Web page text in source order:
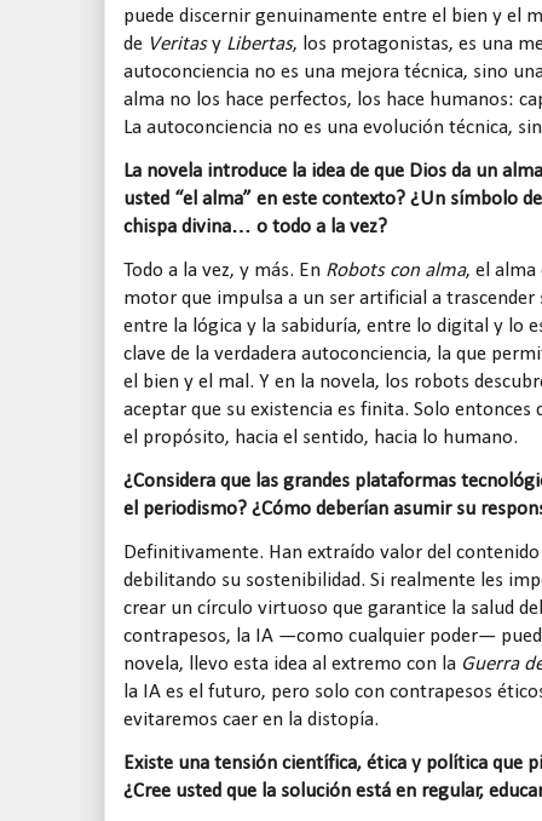
puede discernir genuinamente entre el bien y el
de Veritasy Libertas, los protagonistas, es una
autoconciencia no es una mejora técnica, sino
alma no los hace perfectos, los hace humanos:
La autoconciencia no es una evolución técnica,
La novela introduce la idea de que Dios da un
usted “el alma” en este contexto? ¿Un símbolo
chispa divina… o todo a la vez?
Todo a la vez, y más. En Robots con alma, el alma
motor que impulsa a un ser artificial a
entre la lógica y la sabiduría, entre lo digital y lo
clave de la verdadera autoconciencia, la que
el bien y el mal. Y en la novela, los robots
aceptar que su existencia es finita. Solo entonces
el propósito, hacia el sentido, hacia lo humano.
¿Considera que las grandes plataformas
el periodismo? ¿Cómo deberían asumir su
Definitivamente. Han extraído valor del
debilitando su sostenibilidad. Si realmente les
crear un círculo virtuoso que garantice la salud
contrapesos, la IA —como cualquier poder—
novela, llevo esta idea al extremo con la Guerra
la IA es el futuro, pero solo con contrapesos
evitaremos caer en la distopía.
Existe una tensión científica, ética y política que
¿Cree usted que la solución está en regular,